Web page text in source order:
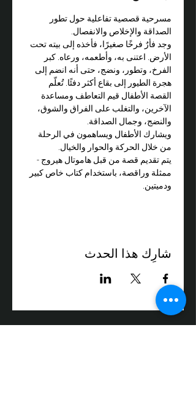
مسرحية قصصية تفاعلية حول تطور
الصداقة والإخلاص والانفصال.
وجد فأرٌ فرخًا صغيرًا، فأخذه إلى بيته تحت
الأرض. اعتنى به، وأطعمه، ورعاه. كبر
الفرخ، وتطور، ونضج، حتى أنه انضم إلى
هجرة الطيور إلى بقاع أكثر دفئًا. تُعلّم
القصة الأطفال قيم التعاطف ومساعدة
الآخرين، والتغلب على الفراق والشوق،
والنضج، وجمال الصداقة.
ويشارك الأطفال ويساهمون في الرحلة
من خلال الحركة والحوار والخيال.
يتم تقديم قصة من قبل هاموتال هيروج -
ممثلة وراقصة، باستخدام كتاب خاص كبير
ودميتين.
شارِك هذا الحدث